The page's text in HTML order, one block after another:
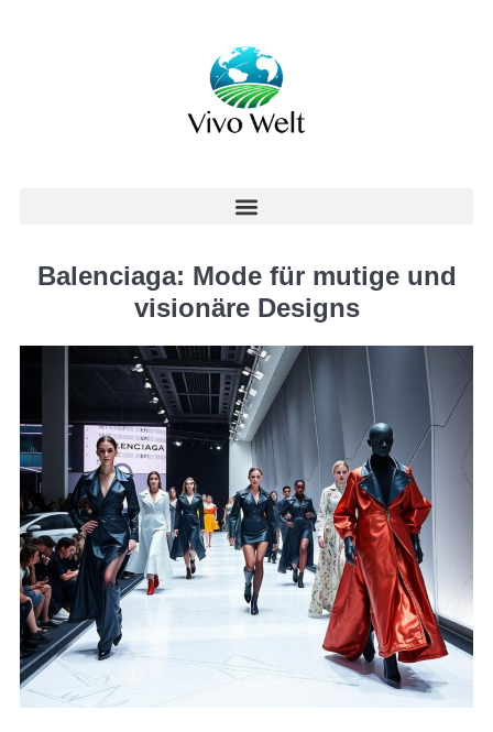
Balenciaga: Mode für mutige und
visionäre Designs